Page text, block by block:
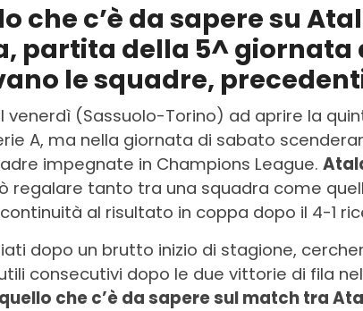
che c’è da sapere su
partita della 5^ giornata
le squadre,
venerdì (Sassuolo-Torino) ad aprire la
A, ma nella giornata di sabato
impegnate in Champions League.
regalare tanto tra una squadra come
al risultato in coppa dopo il 4-1
dopo un brutto inizio di stagione,
consecutivi dopo le due vittorie di fila
che c’è da sapere sul match tra